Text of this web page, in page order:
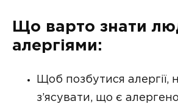
Що варто знати
алергіями:
Щоб позбутися алергії,
з’ясувати, що є